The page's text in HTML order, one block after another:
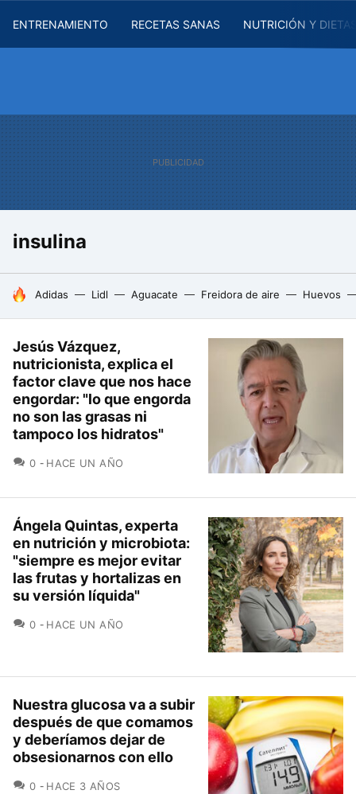
ENTRENAMIENTO RECETAS SANAS NUTRICIÓN Y
insulina
HOY SE HABLA DE
Adidas Lidl Aguacate Freidora de aire Huevos
Jesús Vázquez,
nutricionista, explica el
factor clave que nos hace
engordar: "lo que engorda
no son las grasas ni
tampoco los hidratos"
0 COMENTARIOS
HACE UN AÑO
Ángela Quintas, experta
en nutrición y microbiota:
"siempre es mejor evitar
las frutas y hortalizas en
su versión líquida"
0 COMENTARIOS
HACE UN AÑO
Nuestra glucosa va a subir
después de que comamos
y deberíamos dejar de
obsesionarnos con ello
0 COMENTARIOS
HACE 3 AÑOS